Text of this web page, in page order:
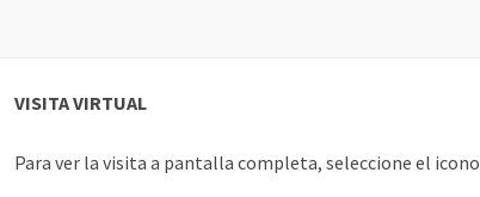
VISITA VIRTUAL
Para ver la visita a pantalla completa, seleccione el icono